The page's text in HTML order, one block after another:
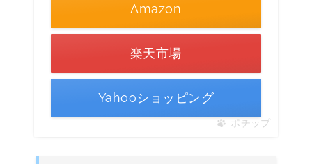
Amazon
楽天市場
Yahooショッピング
ポチップ